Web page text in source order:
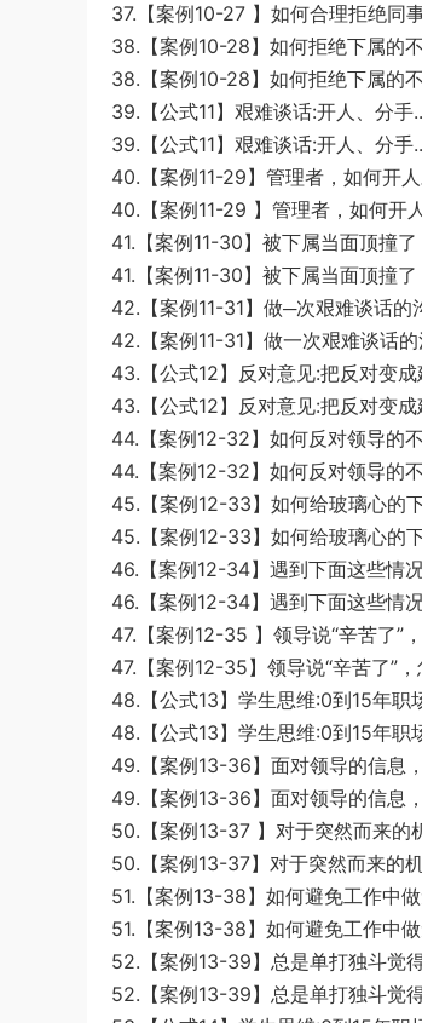
37.【案例10-27 】如何合理拒绝同
38.【案例10-28】如何拒绝下属的
38.【案例10-28】如何拒绝下属的
39.【公式11】艰难谈话:开人、分
39.【公式11】艰难谈话:开人、分
40.【案例11-29】管理者，如何开
40.【案例11-29 】管理者，如何开
41.【案例11-30】被下属当面顶撞
41.【案例11-30】被下属当面顶撞
42.【案例11-31】做─次艰难谈话的
42.【案例11-31】做一次艰难谈话
43.【公式12】反对意见:把反对变
43.【公式12】反对意见:把反对变
44.【案例12-32】如何反对领导的
44.【案例12-32】如何反对领导的
45.【案例12-33】如何给玻璃心的
45.【案例12-33】如何给玻璃心的
46.【案例12-34】遇到下面这些情
46.【案例12-34】遇到下面这些情
47.【案例12-35 】领导说“辛苦了”
47.【案例12-35】领导说“辛苦了”
48.【公式13】学生思维:0到15年
48.【公式13】学生思维:0到15年
49.【案例13-36】面对领导的信息
49.【案例13-36】面对领导的信息
50.【案例13-37 】对于突然而来的
50.【案例13-37】对于突然而来的
51.【案例13-38】如何避免工作中
51.【案例13-38】如何避免工作中
52.【案例13-39】总是单打独斗觉
52.【案例13-39】总是单打独斗觉